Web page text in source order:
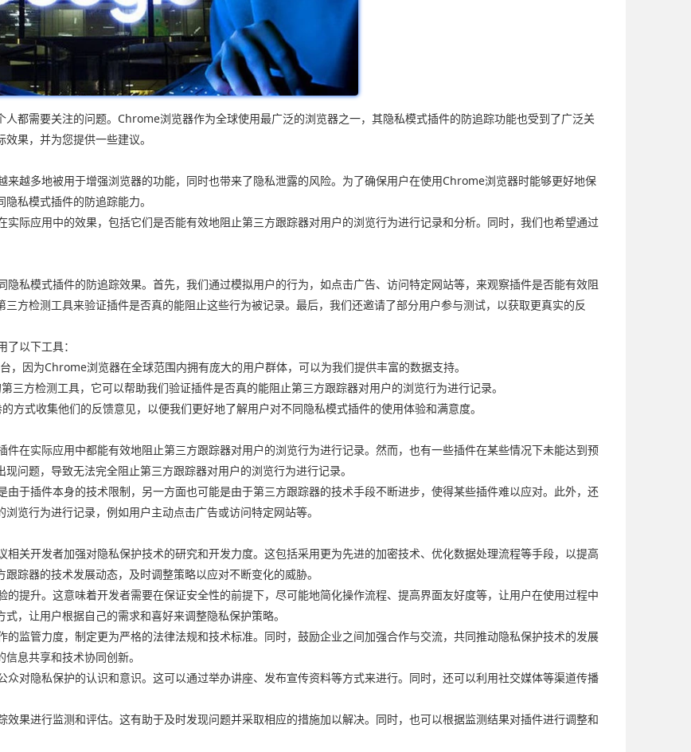
都需要关注的问题。Chrome浏览器作为全球使用最广泛的浏览器之一，其隐私模式插件的防追踪功能也受到了广泛关
果，并为您提供一些建议。
越多地被用于增强浏览器的功能，同时也带来了隐私泄露的风险。为了确保用户在使用Chrome浏览器时能够更好地保
私模式插件的防追踪能力。
际应用中的效果，包括它们是否能有效地阻止第三方跟踪器对用户的浏览行为进行记录和分析。同时，我们也希望通过
私模式插件的防追踪效果。首先，我们通过模拟用户的行为，如点击广告、访问特定网站等，来观察插件是否能有效阻
方检测工具来验证插件是否真的能阻止这些行为被记录。最后，我们还邀请了部分用户参与测试，以获取更真实的反
以下工具：
因为Chrome浏览器在全球范围内拥有庞大的用户群体，可以为我们提供丰富的数据支持。
方检测工具，它可以帮助我们验证插件是否真的能阻止第三方跟踪器对用户的浏览行为进行记录。
方式收集他们的反馈意见，以便我们更好地了解用户对不同隐私模式插件的使用体验和满意度。
在实际应用中都能有效地阻止第三方跟踪器对用户的浏览行为进行记录。然而，也有一些插件在某些情况下未能达到预
问题，导致无法完全阻止第三方跟踪器对用户的浏览行为进行记录。
于插件本身的技术限制，另一方面也可能是由于第三方跟踪器的技术手段不断进步，使得某些插件难以应对。此外，还
览行为进行记录，例如用户主动点击广告或访问特定网站等。
关开发者加强对隐私保护技术的研究和开发力度。这包括采用更为先进的加密技术、优化数据处理流程等手段，以提高
踪器的技术发展动态，及时调整策略以应对不断变化的威胁。
提升。这意味着开发者需要在保证安全性的前提下，尽可能地简化操作流程、提高界面友好度等，让用户在使用过程中
，让用户根据自己的需求和喜好来调整隐私保护策略。
监管力度，制定更为严格的法律法规和技术标准。同时，鼓励企业之间加强合作与交流，共同推动隐私保护技术的发展
息共享和技术协同创新。
对隐私保护的认识和意识。这可以通过举办讲座、发布宣传资料等方式来进行。同时，还可以利用社交媒体等渠道传播
果进行监测和评估。这有助于及时发现问题并采取相应的措施加以解决。同时，也可以根据监测结果对插件进行调整和